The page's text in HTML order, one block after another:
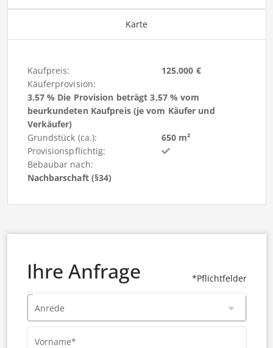
Karte
Kaufpreis:
125.000 €
Käuferprovision:
3.57 % Die Provision beträgt 3,57 % vom
beurkundeten Kaufpreis (je vom Käufer und
Verkäufer)
Grundstück (ca.):
650 m²
Provisionspflichtig:
Bebaubar nach:
Nachbarschaft (§34)
*Pflichtfelder
Ihre Anfrage
Anrede
Vorname*